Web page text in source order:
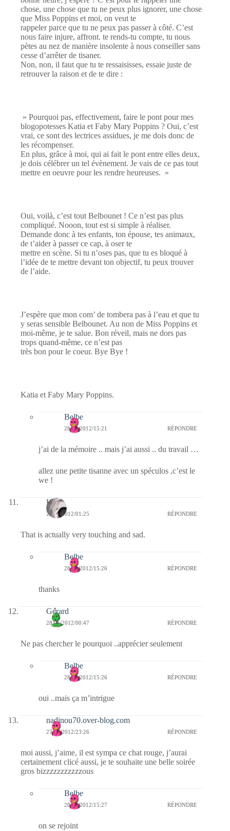
chose, une chose que tu ne peux plus ignorer, une chose
que Miss Poppins et moi, on veut te
rappeler parce que tu ne peux pas passer à côté. C’est
nous faire injure, affront. te rends-tu compte, tu nous
pètes au nez de manière insolente à nous conseiller sans
cesse d’arrêter de tisaner.
Non, non, il faut que tu te ressaisisses, essaie juste de
retrouver la raison et de te dire :
» Pourquoi pas, effectivement, faire le pont pour mes
blogopotesses Katia et Faby Mary Poppins ? Oui, c’est
vrai, ce sont des lectrices assidues, je me dois donc de
les récompenser.
En plus, grâce à moi, qui ai fait le pont entre elles deux,
je dois célébrer un tel évènement. Je vais de ce pas tout
mettre en oeuvre pour les rendre heureuses. »
Oui, voilà, c’est tout Belbounet ! Ce n’est pas plus
compliqué. Nooon, tout est si simple à réaliser.
Demande donc à tes enfants, ton épouse, tes animaux,
de t’aider à passer ce cap, à oser te
mettre en scène. Si tu n’oses pas, que tu es bloqué à
l’idée de te mettre devant ton objectif, tu peux trouver
de l’aide.
J’espère que mon com’ de tombera pas à l’eau et que tu
y seras sensible Belbounet. Au non de Miss Poppins et
moi-même, je te salue. Bon réveil, mais ne dors pas
trops quand-même, ce n’est pas
très bon pour le coeur. Bye Bye !
Katia et Faby Mary Poppins.
Belbe
28/01/2012/15:21 RÉPONDRE
j’ai de la mémoire .. mais j’ai aussi .. du travail …
allez une petite tisanne avec un spéculos ,c’est le
we !
Kala
28/01/2012/01:25 RÉPONDRE
That is actually very touching and sad.
Belbe
28/01/2012/15:26 RÉPONDRE
thanks
Gérard
28/01/2012/00:47 RÉPONDRE
Ne pas chercher le pourquoi ..apprécier seulement
Belbe
28/01/2012/15:26 RÉPONDRE
oui ..mais ça m’intrigue
nadinou70.over-blog.com
27/01/2012/23:26 RÉPONDRE
moi aussi, j’aime, il est sympa ce chat rouge, j’aurai
certainement clicé aussi, je te souhaite une belle soirée
gros bizzzzzzzzzzzous
Belbe
28/01/2012/15:27 RÉPONDRE
on se rejoint